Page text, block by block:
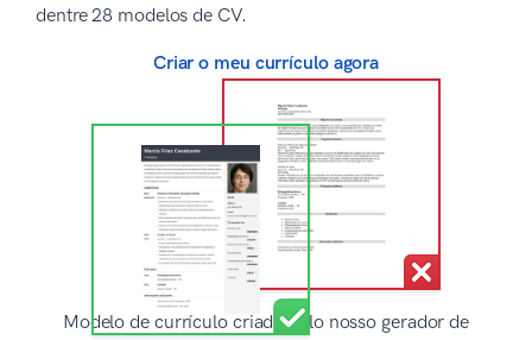
dentre 28 modelos de CV.
Criar o meu currículo agora
Modelo de currículo criado pelo nosso gerador de